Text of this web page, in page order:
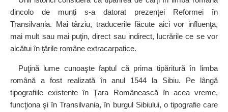
dincolo de munți s‑a datorat prezenţei Reformei în
Transilvania. Mai târziu, traducerile făcute aici vor influenţa,
mai mult sau mai puţin, direct sau indirect, lucrările ce se vor
alcătui în ţările române extracarpatice.
Puţină lume cunoaşte faptul că prima tipăritură în limba
română a fost realizată în anul 1544 la Sibiu. Pe lângă
tipografiile existente în Ţara Românească în acea vreme,
funcţiona şi în Transilvania, în burgul Sibiului, o tipografie care